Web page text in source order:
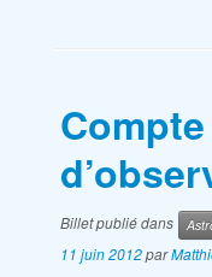
Billet publié dans
11 juin 2012par